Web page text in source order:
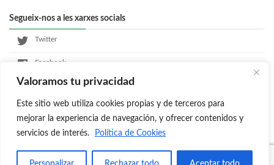
Valoramos tu privacidad
Este sitio web utiliza cookies propias y de terceros para
mejorar la experiencia de navegación, y ofrecer contenidos y
servicios de interés.
Política de Cookies
Segueix-nos a les xarxes socials
Twitter
Facebook
LinkedIn
Instagram